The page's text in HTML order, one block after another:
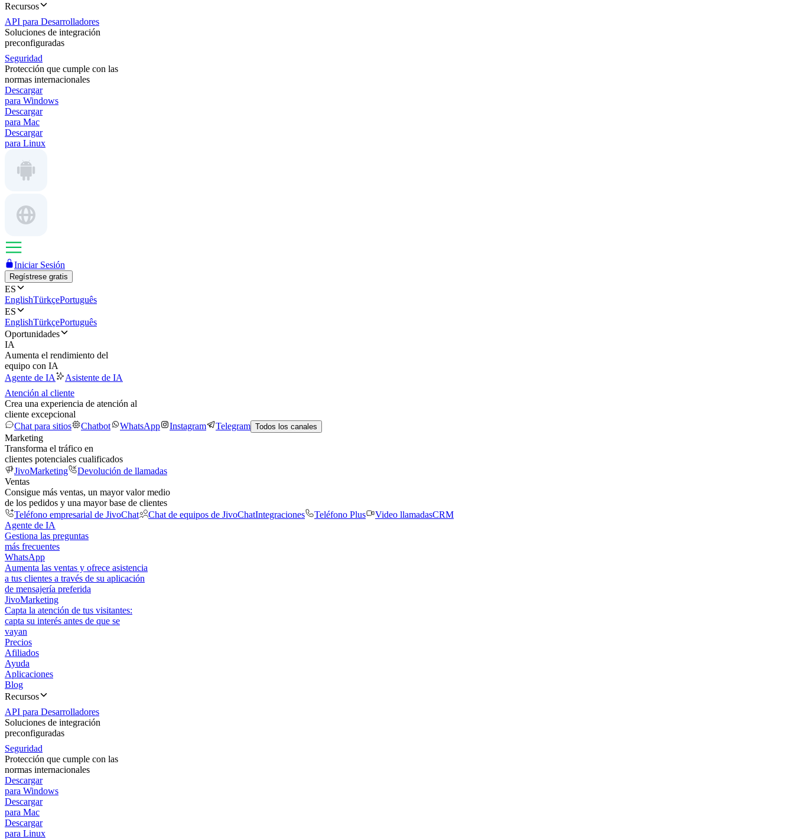
Recursos
API para Desarrolladores
Soluciones de integración
preconfiguradas
Seguridad
Protección que cumple con las
normas internacionales
Descargar
para Windows
Descargar
para Mac
Descargar
para Linux
Iniciar Sesión
Regístrese gratis
ES
EnglishTürkçePortuguês
ES
EnglishTürkçePortuguês
Oportunidades
IA
Aumenta el rendimiento del
equipo con IA
Agente de IA
Asistente de IA
Atención al cliente
Crea una experiencia de atención al
cliente excepcional
Chat para sitios
Chatbot WhatsApp Instagram Telegram Todos los canales
Marketing
Transforma el tráfico en
clientes potenciales cualificados
JivoMarketing
Devolución de llamadas
Ventas
Consigue más ventas, un mayor valor medio
de los pedidos y una mayor base de clientes
Teléfono empresarial de JivoChat
Chat de equipos de JivoChatIntegraciones Teléfono Plus Video llamadasCRM
Agente de IA
Gestiona las preguntas
más frecuentes
WhatsApp
Aumenta las ventas y ofrece asistencia
a tus clientes a través de su aplicación
de mensajería preferida
JivoMarketing
Capta la atención de tus visitantes:
capta su interés antes de que se
vayan
Precios
Afiliados
Ayuda
Aplicaciones
Blog
Recursos
API para Desarrolladores
Soluciones de integración
preconfiguradas
Seguridad
Protección que cumple con las
normas internacionales
Descargar
para Windows
Descargar
para Mac
Descargar
para Linux